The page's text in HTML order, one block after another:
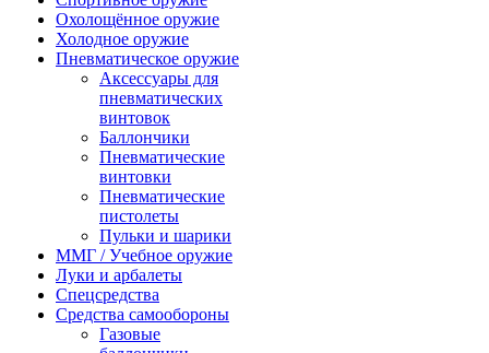
Охолощённое оружие
Холодное оружие
Пневматическое оружие
Аксессуары для
пневматических
винтовок
Баллончики
Пневматические
винтовки
Пневматические
пистолеты
Пульки и шарики
ММГ / Учебное оружие
Луки и арбалеты
Спецсредства
Средства самообороны
Газовые